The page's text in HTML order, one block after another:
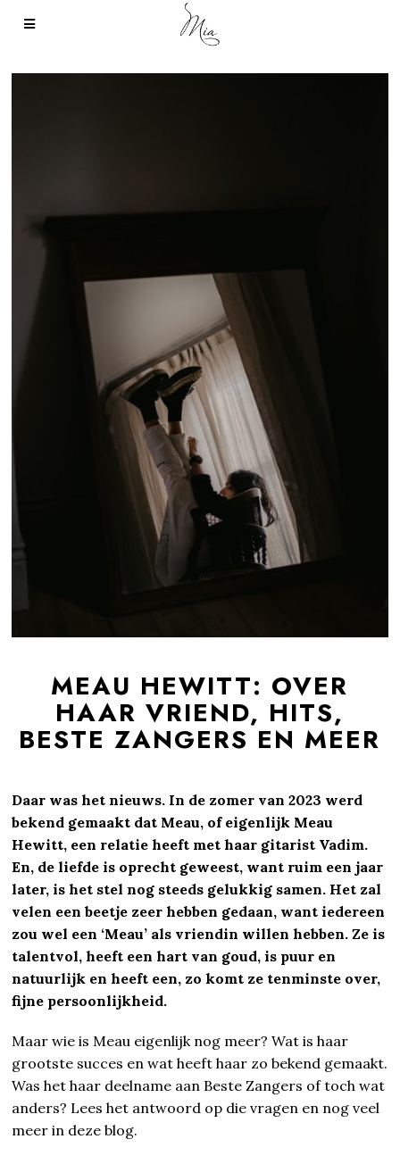
MEAU HEWITT: OVER
HAAR VRIEND, HITS,
BESTE ZANGERS EN MEER
Daar was het nieuws. In de zomer van 2023 werd
bekend gemaakt dat Meau, of eigenlijk Meau
Hewitt, een relatie heeft met haar gitarist Vadim.
En, de liefde is oprecht geweest, want ruim een jaar
later, is het stel nog steeds gelukkig samen. Het zal
velen een beetje zeer hebben gedaan, want iedereen
zou wel een ‘Meau’ als vriendin willen hebben. Ze is
talentvol, heeft een hart van goud, is puur en
natuurlijk en heeft een, zo komt ze tenminste over,
fijne persoonlijkheid.
Maar wie is Meau eigenlijk nog meer? Wat is haar
grootste succes en wat heeft haar zo bekend gemaakt.
Was het haar deelname aan Beste Zangers of toch wat
anders? Lees het antwoord op die vragen en nog veel
meer in deze blog.